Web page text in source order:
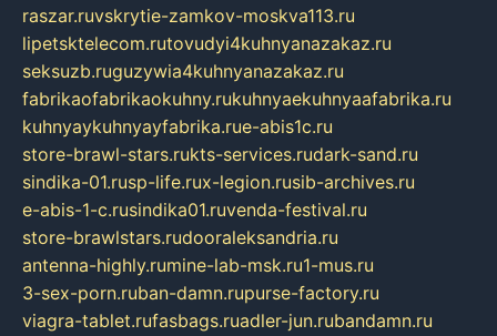
raszar.ruvskrytie-zamkov-moskva113.ru
lipetsktelecom.rutovudyi4kuhnyanazakaz.ru
seksuzb.ruguzywia4kuhnyanazakaz.ru
fabrikaofabrikaokuhny.rukuhnyaekuhnyaafabrika.ru
kuhnyaykuhnyayfabrika.rue-abis1c.ru
store-brawl-stars.rukts-services.rudark-sand.ru
sindika-01.rusp-life.rux-legion.rusib-archives.ru
e-abis-1-c.rusindika01.ruvenda-festival.ru
store-brawlstars.rudooraleksandria.ru
antenna-highly.rumine-lab-msk.ru1-mus.ru
3-sex-porn.ruban-damn.rupurse-factory.ru
viagra-tablet.rufasbags.ruadler-jun.rubandamn.ru